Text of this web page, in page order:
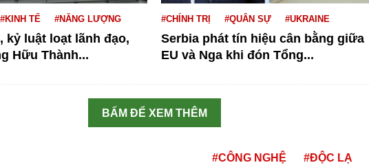
#KINH TẾ #NĂNG LƯỢNG
kỷ luật loạt lãnh đạo,
Hữu Thành...
#CHÍNH TRỊ #QUÂN SỰ #UKRAINE
Serbia phát tín hiệu cân bằng giữa
EU và Nga khi đón Tổng...
BẤM ĐỂ XEM THÊM
#CÔNG NGHỆ #ĐỘC LẠ